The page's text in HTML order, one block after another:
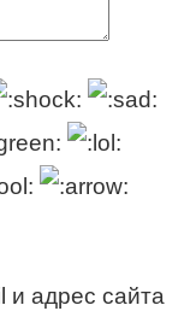
и адрес сайта